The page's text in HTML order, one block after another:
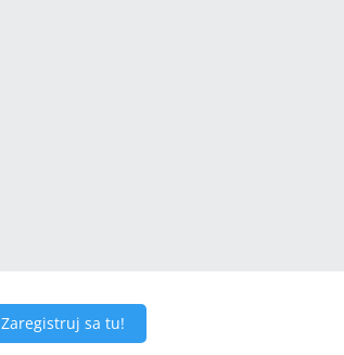
Zaregistruj sa tu!